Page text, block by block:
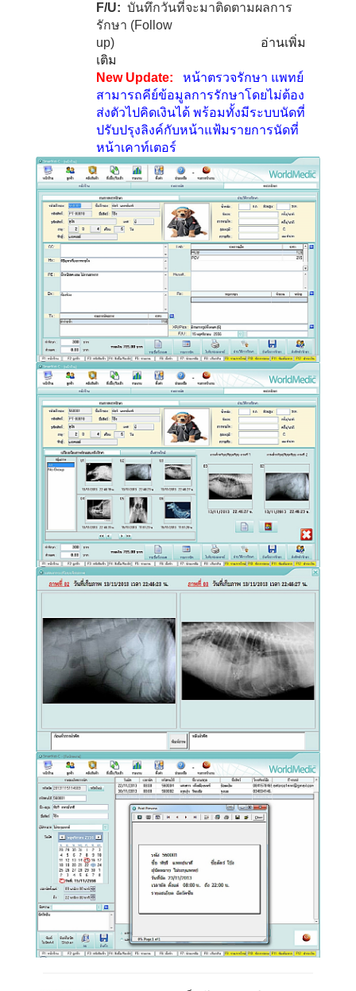
F/U: บันทึกวันที่จะมาติดตามผลการ
รักษา (Follow
up)
อ่านเพิ่ม
เติม
New Update:
หน้าตรวจรักษา แพทย์
สามารถคีย์ข้อมูลการรักษาโดยไม่ต้อง
ส่งตัวไปคิดเงินได้ พร้อมทั้งมีระบบนัดที่
ปรับปรุงลิงค์กับหน้าแฟ้มรายการนัดที่
หน้าเคาท์เตอร์